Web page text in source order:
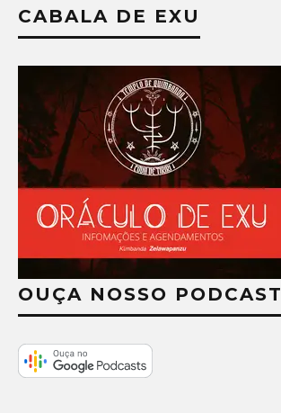
CABALA DE EXU
OUÇA NOSSO PODCAST